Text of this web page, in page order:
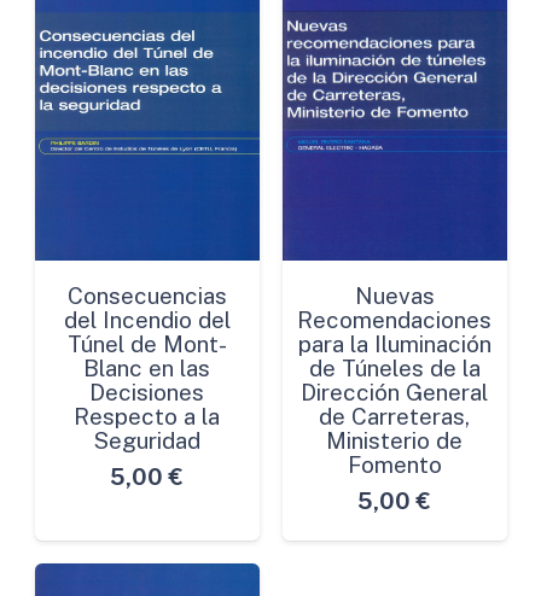
Consecuencias
del Incendio del
Túnel de Mont-
Blanc en las
Decisiones
Respecto a la
Seguridad
5,00 €
Nuevas
Recomendaciones
para la Iluminación
de Túneles de la
Dirección General
de Carreteras,
Ministerio de
Fomento
5,00 €